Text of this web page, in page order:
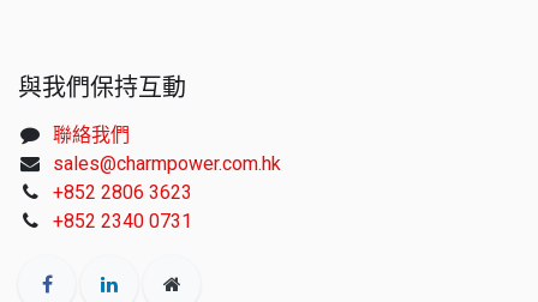
與我們保持互動
聯絡我們
sales@charmpower.com.hk
+852 2806 3623
+852 2340 0731